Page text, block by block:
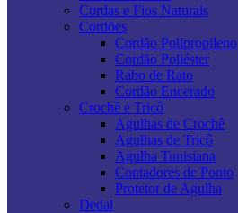
Cordas e Fios Naturais
Cordões
Cordão Polipropileno
Cordão Poliéster
Rabo de Rato
Cordão Encerado
Crochê e Tricô
Agulhas de Crochê
Agulhas de Tricô
Agulha Tunisiana
Contadores de Ponto
Protetor de Agulha
Dedal